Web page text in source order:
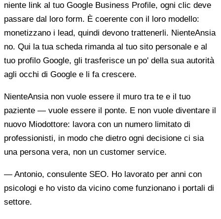
niente link al tuo Google Business Profile, ogni clic deve
passare dal loro form. È coerente con il loro modello:
monetizzano i lead, quindi devono trattenerli. NienteAnsia
no. Qui la tua scheda rimanda al tuo sito personale e al
tuo profilo Google, gli trasferisce un po' della sua autorità
agli occhi di Google e li fa crescere.
NienteAnsia non vuole essere il muro tra te e il tuo
paziente — vuole essere il ponte. E non vuole diventare il
nuovo Miodottore: lavora con un numero limitato di
professionisti, in modo che dietro ogni decisione ci sia
una persona vera, non un customer service.
— Antonio, consulente SEO. Ho lavorato per anni con
psicologi e ho visto da vicino come funzionano i portali di
settore.